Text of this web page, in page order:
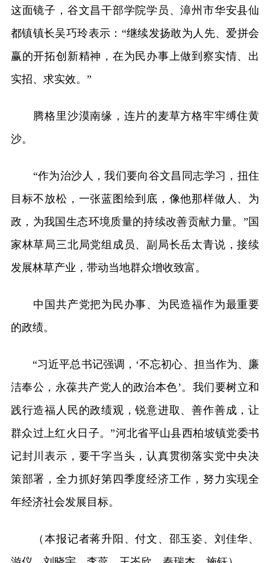
这面镜子，谷文昌干部学院学员、漳州市华安县仙
都镇镇长吴巧玲表示：“继续发扬敢为人先、爱拼会
赢的开拓创新精神，在为民办事上做到察实情、出
实招、求实效。”
腾格里沙漠南缘，连片的麦草方格牢牢缚住黄
沙。
“作为治沙人，我们要向谷文昌同志学习，扭住
目标不放松，一张蓝图绘到底，像他那样做人、为
政，为我国生态环境质量的持续改善贡献力量。”国
家林草局三北局党组成员、副局长岳太青说，接续
发展林草产业，带动当地群众增收致富。
中国共产党把为民办事、为民造福作为最重要
的政绩。
“习近平总书记强调，‘不忘初心、担当作为、廉
洁奉公，永葆共产党人的政治本色’。我们要树立和
践行造福人民的政绩观，锐意进取、善作善成，让
群众过上红火日子。”河北省平山县西柏坡镇党委书
记封川表示，要干字当头，认真贯彻落实党中央决
策部署，全力抓好第四季度经济工作，努力实现全
年经济社会发展目标。
（本报记者蒋升阳、付文、邵玉姿、刘佳华、